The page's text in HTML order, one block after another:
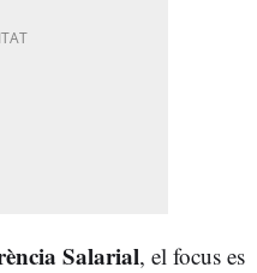
Salarial, el focus es